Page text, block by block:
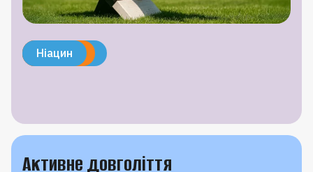
Кальцій
Фосфор
Вітамін D3
Протеїн
Ніацин
Активне довголіття